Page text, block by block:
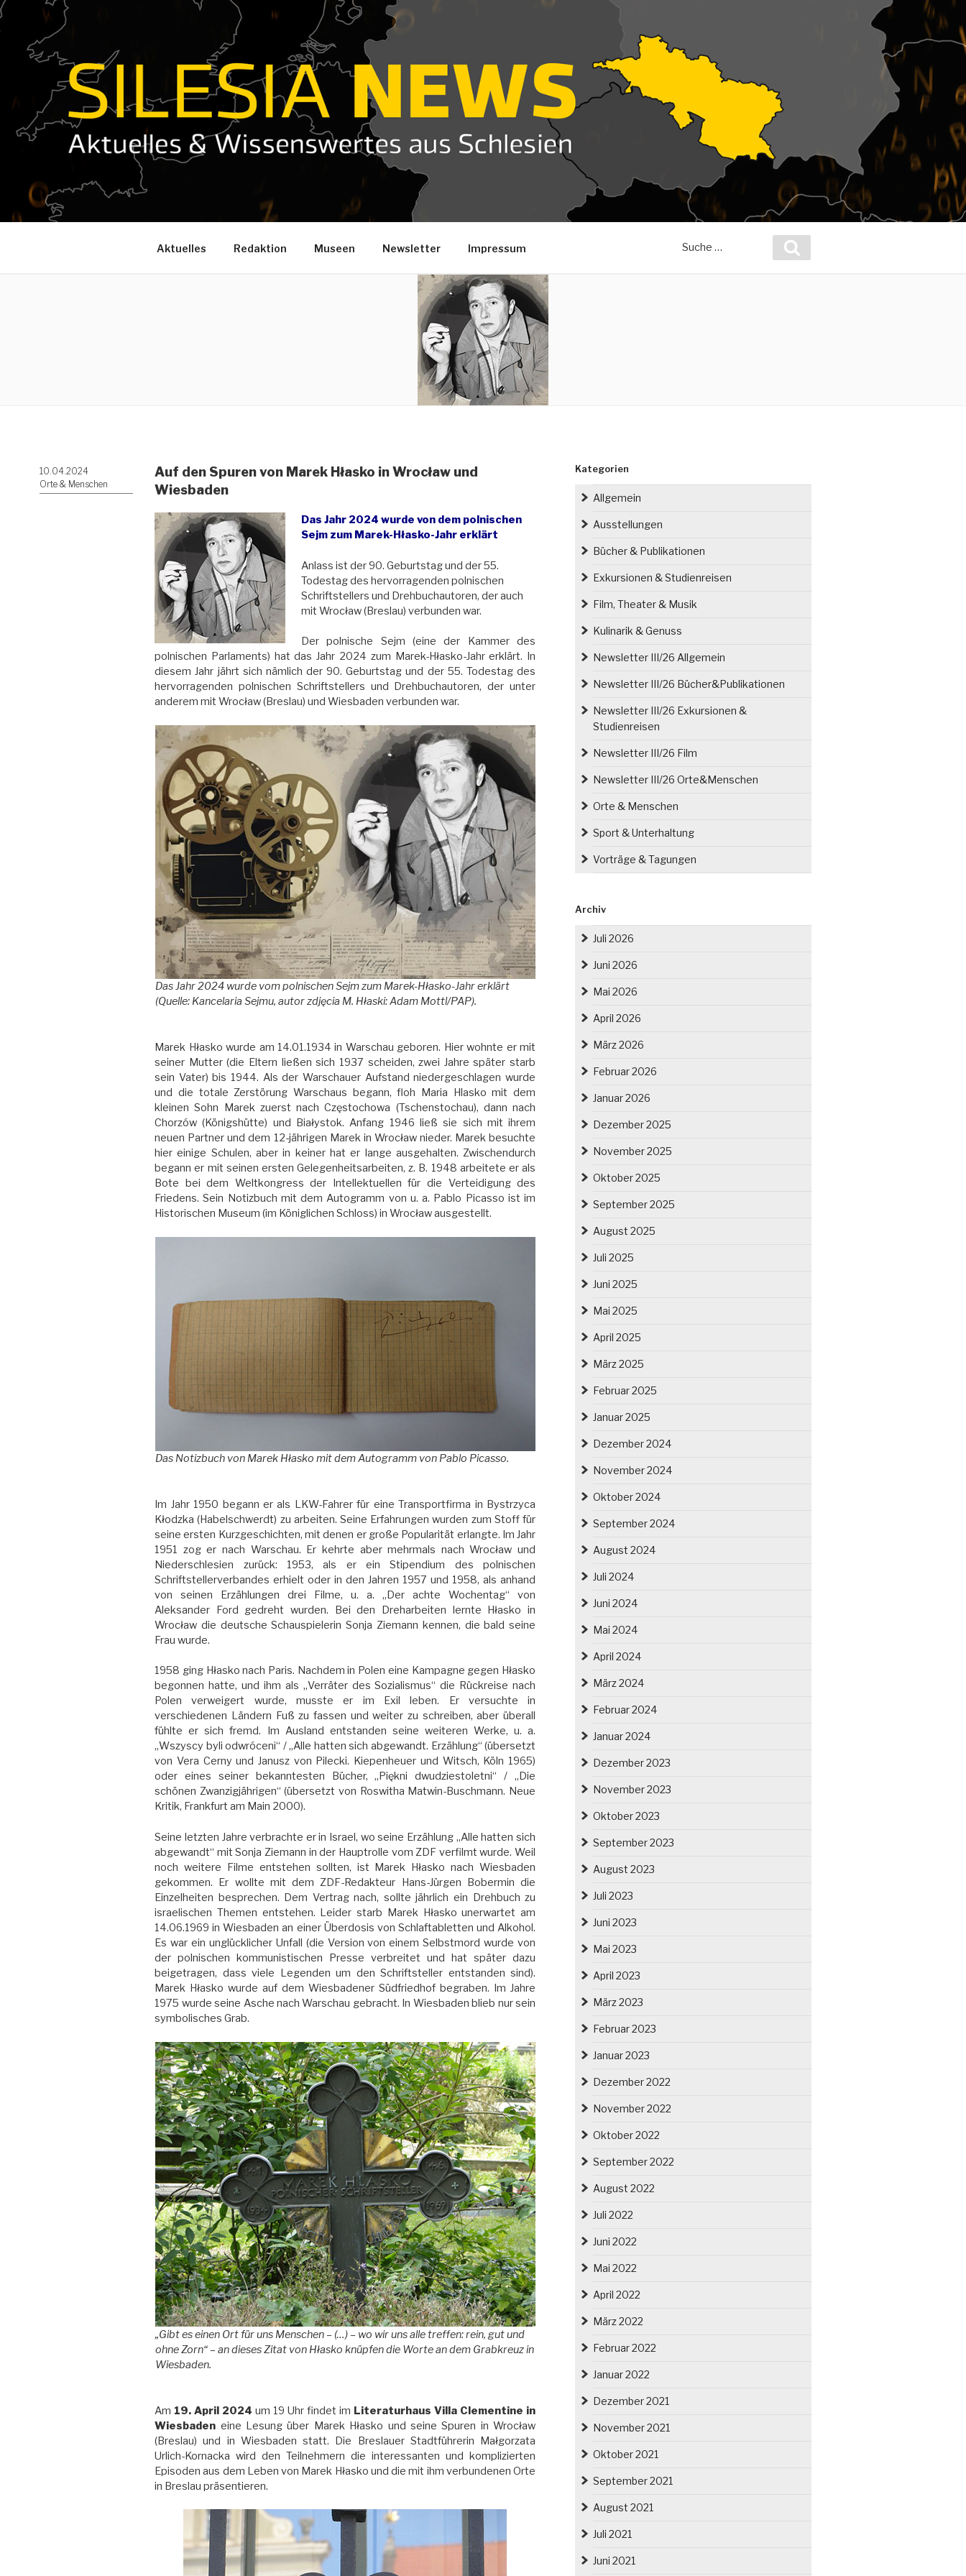
Zum
Inhalt
springen
Aktuelles Redaktion Museen Newsletter Impressum
nach:
Veröffentlicht
am
10.04.2024
Orte & Menschen
Auf den Spuren von Marek Hłasko in Wrocław und
Wiesbaden
Das Jahr 2024 wurde von dem polnischen
Sejm zum Marek-Hłasko-Jahr erklärt
Anlass ist der 90. Geburtstag und der 55.
Todestag des hervorragenden polnischen
Schriftstellers und Drehbuchautoren, der auch
mit Wrocław (Breslau) verbunden war.
Der polnische Sejm (eine der Kammer des
polnischen Parlaments) hat das Jahr 2024 zum Marek-Hłasko-Jahr erklärt. In
diesem Jahr jährt sich nämlich der 90. Geburtstag und der 55. Todestag des
hervorragenden polnischen Schriftstellers und Drehbuchautoren, der unter
anderem mit Wrocław (Breslau) und Wiesbaden verbunden war.
Das Jahr 2024 wurde vom polnischen Sejm zum Marek-Hłasko-Jahr erklärt
(Quelle: Kancelaria Sejmu, autor zdjęcia M. Hłaski: Adam Mottl/PAP).
Marek Hłasko wurde am 14.01.1934 in Warschau geboren. Hier wohnte er mit
seiner Mutter (die Eltern ließen sich 1937 scheiden, zwei Jahre später starb
sein Vater) bis 1944. Als der Warschauer Aufstand niedergeschlagen wurde
und die totale Zerstörung Warschaus begann, floh Maria Hlasko mit dem
kleinen Sohn Marek zuerst nach Częstochowa (Tschenstochau), dann nach
Chorzów (Königshütte) und Białystok. Anfang 1946 ließ sie sich mit ihrem
neuen Partner und dem 12-jährigen Marek in Wrocław nieder. Marek besuchte
hier einige Schulen, aber in keiner hat er lange ausgehalten. Zwischendurch
begann er mit seinen ersten Gelegenheitsarbeiten, z. B. 1948 arbeitete er als
Bote bei dem Weltkongress der Intellektuellen für die Verteidigung des
Friedens. Sein Notizbuch mit dem Autogramm von u. a. Pablo Picasso ist im
Historischen Museum (im Königlichen Schloss) in Wrocław ausgestellt.
Das Notizbuch von Marek Hłasko mit dem Autogramm von Pablo Picasso.
Im Jahr 1950 begann er als LKW-Fahrer für eine Transportfirma in Bystrzyca
Kłodzka (Habelschwerdt) zu arbeiten. Seine Erfahrungen wurden zum Stoff für
seine ersten Kurzgeschichten, mit denen er große Popularität erlangte. Im Jahr
1951 zog er nach Warschau. Er kehrte aber mehrmals nach Wrocław und
Niederschlesien zurück: 1953, als er ein Stipendium des polnischen
Schriftstellerverbandes erhielt oder in den Jahren 1957 und 1958, als anhand
von seinen Erzählungen drei Filme, u. a. „Der achte Wochentag“ von
Aleksander Ford gedreht wurden. Bei den Dreharbeiten lernte Hłasko in
Wrocław die deutsche Schauspielerin Sonja Ziemann kennen, die bald seine
Frau wurde.
1958 ging Hłasko nach Paris. Nachdem in Polen eine Kampagne gegen Hłasko
begonnen hatte, und ihm als „Verräter des Sozialismus“ die Rückreise nach
Polen verweigert wurde, musste er im Exil leben. Er versuchte in
verschiedenen Ländern Fuß zu fassen und weiter zu schreiben, aber überall
fühlte er sich fremd. Im Ausland entstanden seine weiteren Werke, u. a.
„Wszyscy byli odwróceni“ / „Alle hatten sich abgewandt. Erzählung“ (übersetzt
von Vera Cerny und Janusz von Pilecki. Kiepenheuer und Witsch, Köln 1965)
oder eines seiner bekanntesten Bücher, „Piękni dwudziestoletni“ / „Die
schönen Zwanzigjährigen“ (übersetzt von Roswitha Matwin-Buschmann. Neue
Kritik, Frankfurt am Main 2000).
Seine letzten Jahre verbrachte er in Israel, wo seine Erzählung „Alle hatten sich
abgewandt“ mit Sonja Ziemann in der Hauptrolle vom ZDF verfilmt wurde. Weil
noch weitere Filme entstehen sollten, ist Marek Hłasko nach Wiesbaden
gekommen. Er wollte mit dem ZDF-Redakteur Hans-Jürgen Bobermin die
Einzelheiten besprechen. Dem Vertrag nach, sollte jährlich ein Drehbuch zu
israelischen Themen entstehen. Leider starb Marek Hłasko unerwartet am
14.06.1969 in Wiesbaden an einer Überdosis von Schlaftabletten und Alkohol.
Es war ein unglücklicher Unfall (die Version von einem Selbstmord wurde von
der polnischen kommunistischen Presse verbreitet und hat später dazu
beigetragen, dass viele Legenden um den Schriftsteller entstanden sind).
Marek Hłasko wurde auf dem Wiesbadener Südfriedhof begraben. Im Jahre
1975 wurde seine Asche nach Warschau gebracht. In Wiesbaden blieb nur sein
symbolisches Grab.
„Gibt es einen Ort für uns Menschen – (…) – wo wir uns alle treffen: rein, gut und
ohne Zorn“ – an dieses Zitat von Hłasko knüpfen die Worte an dem Grabkreuz in
Wiesbaden.
Am 19. April 2024 um 19 Uhr findet im Literaturhaus Villa Clementine in
Wiesbaden eine Lesung über Marek Hłasko und seine Spuren in Wrocław
(Breslau) und in Wiesbaden statt. Die Breslauer Stadtführerin Małgorzata
Urlich-Kornacka wird den Teilnehmern die interessanten und komplizierten
Episoden aus dem Leben von Marek Hłasko und die mit ihm verbundenen Orte
in Breslau präsentieren.
Kategorien
Allgemein
Ausstellungen
Bücher & Publikationen
Exkursionen & Studienreisen
Film, Theater & Musik
Kulinarik & Genuss
Newsletter III/26 Allgemein
Newsletter III/26 Bücher&Publikationen
Newsletter III/26 Exkursionen &
Studienreisen
Newsletter III/26 Film
Newsletter III/26 Orte&Menschen
Orte & Menschen
Sport & Unterhaltung
Vorträge & Tagungen
Archiv
Juli 2026
Juni 2026
Mai 2026
April 2026
März 2026
Februar 2026
Januar 2026
Dezember 2025
November 2025
Oktober 2025
September 2025
August 2025
Juli 2025
Juni 2025
Mai 2025
April 2025
März 2025
Februar 2025
Januar 2025
Dezember 2024
November 2024
Oktober 2024
September 2024
August 2024
Juli 2024
Juni 2024
Mai 2024
April 2024
März 2024
Februar 2024
Januar 2024
Dezember 2023
November 2023
Oktober 2023
September 2023
August 2023
Juli 2023
Juni 2023
Mai 2023
April 2023
März 2023
Februar 2023
Januar 2023
Dezember 2022
November 2022
Oktober 2022
September 2022
August 2022
Juli 2022
Juni 2022
Mai 2022
April 2022
März 2022
Februar 2022
Januar 2022
Dezember 2021
November 2021
Oktober 2021
September 2021
August 2021
Juli 2021
Juni 2021